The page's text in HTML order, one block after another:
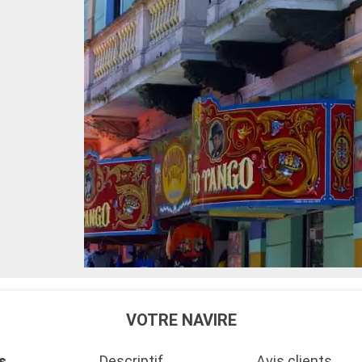
VOTRE NAVIRE